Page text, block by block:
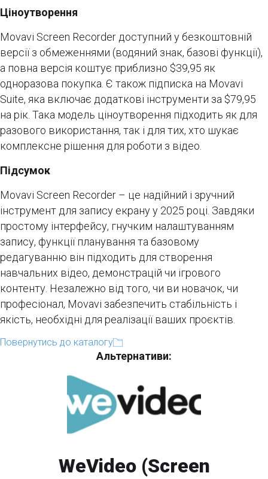
Ціноутворення
Movavi Screen Recorder доступний у безкоштовній
версії з обмеженнями (водяний знак, базові функції),
а повна версія коштує приблизно $39,95 як
одноразова покупка. Є також підписка на Movavi
Suite, яка включає додаткові інструменти за $79,95
на рік. Така модель ціноутворення підходить як для
разового використання, так і для тих, хто шукає
комплексне рішення для роботи з відео.
Підсумок
Movavi Screen Recorder – це надійний і зручний
інструмент для запису екрану у 2025 році. Завдяки
простому інтерфейсу, гнучким налаштуванням
запису, функції планування та базовому
редагуванню він підходить для створення
навчальних відео, демонстрацій чи ігрового
контенту. Незалежно від того, чи ви новачок, чи
професіонал, Movavi забезпечить стабільність і
якість, необхідні для реалізації ваших проєктів.
Повернутись до каталогу
Альтернативи:
WeVideo (Screen